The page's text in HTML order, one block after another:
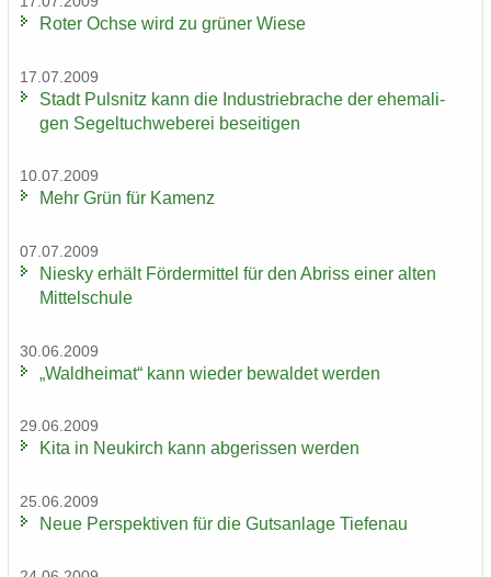
Roter Ochse wird zu grü­ner Wiese
17.07.2009
Stadt Puls­nitz kann die In­dus­trie­bra­che der ehe­ma­li­
gen Se­gel­tuch­we­be­rei be­sei­ti­gen
10.07.2009
Mehr Grün für Ka­menz
07.07.2009
Nies­ky er­hält För­der­mit­tel für den Ab­riss einer alten
Mit­tel­schu­le
30.06.2009
„Wald­hei­mat“ kann wie­der be­wal­det wer­den
29.06.2009
Kita in Neu­kirch kann ab­ge­ris­sen wer­den
25.06.2009
Neue Per­spek­ti­ven für die Guts­an­la­ge Tie­fen­au